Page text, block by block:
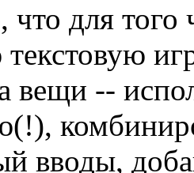
для того
вещи --
вводы,